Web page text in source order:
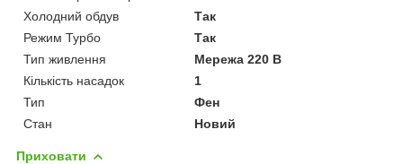
Холодний обдув
Так
Режим Турбо
Так
Тип живлення
Мережа 220 В
Кількість насадок
1
Тип
Фен
Стан
Новий
Приховати